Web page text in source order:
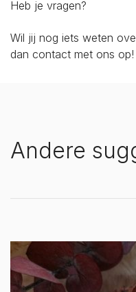
Heb je vragen?
Wil jij nog iets weten
dan contact met ons op!
Andere